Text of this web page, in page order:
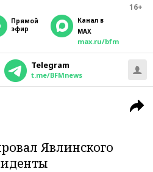
16+
прямой
эфир
Канал в
MAX
max.ru/bfm
Telegram
t.me/BFMnews
Явлинского